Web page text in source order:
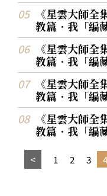
《星雲大師
教篇．我「編
《星雲大師
教篇．我「編
《星雲大師
教篇．我「編
《星雲大師
教篇．我「編
1 2 3 4